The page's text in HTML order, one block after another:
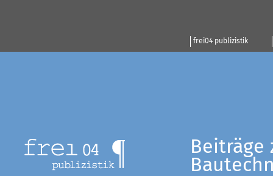
frei04 publizistik
Beiträge